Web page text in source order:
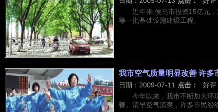
近年来,侯马市投资15亿元
等一批基础设施建设工程。
我市空气质量明显改善 许多
日期：2009-07-11 点击：
好评
今年以来，我市不断加大环
善。清早空气清爽，许多市民纷